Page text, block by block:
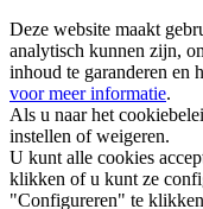
Deze website maakt
analytisch kunnen zijn,
inhoud te garanderen en
voor meer informatie.
Als u naar het
instellen of weigeren.
U kunt alle cookies
klikken of u kunt ze
"Configureren" te